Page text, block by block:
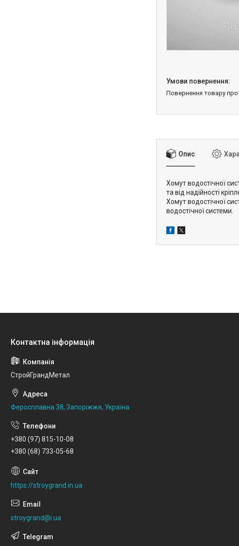
повернення товару
Опис
Хомут водостічної
та від надійності
Хомут водостічної
водостічної системи.
СтройГрандМетал
Феросплавна 38, Запоріжжя, Україна
+380 (97) 815-10-08
+380 (68) 733-05-68
https://stroygrand.in.ua
stroygrand@i.ua